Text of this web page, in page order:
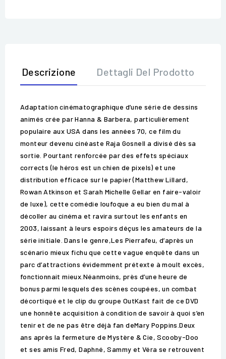
Descrizione Dettagli Del Prodotto
Adaptation cinématographique d’une série de dessins
animés crée par Hanna & Barbera, particulièrement
populaire aux USA dans les années 70, ce film du
monteur devenu cinéaste Raja Gosnell a divisé dès sa
sortie. Pourtant renforcée par des effets spéciaux
corrects (le héros est un chien de pixels) et une
distribution efficace sur le papier (Matthew Lillard,
Rowan Atkinson et Sarah Michelle Gellar en faire-valoir
de luxe), cette comédie loufoque a eu bien du mal à
décoller au cinéma et ravira surtout les enfants en
2003, laissant à leurs espoirs déçus les amateurs de la
série initiale. Dans le genre,Les Pierrafeu, d’après un
scénario mieux fichu que cette vague enquête dans un
parc d’attractions évidemment prétexte à moult excès,
fonctionnait mieux.Néanmoins, près d’une heure de
bonus parmi lesquels des scènes coupées, un combat
décortiqué et le clip du groupe OutKast fait de ce DVD
une honnête acquisition à condition de savoir à quoi s’en
tenir et de ne pas être déjà fan deMary Poppins.Deux
ans après la fermeture de Mystère & Cie, Scooby-Doo
et ses amis Fred, Daphné, Sammy et Véra se retrouvent